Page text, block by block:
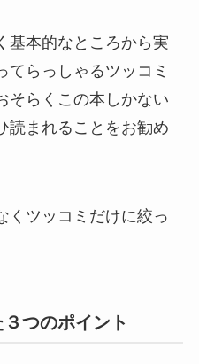
基本的なところから実
てらっしゃるツッコミ
そらくこの本しかない
読まれることをお勧め
くツッコミだけに絞っ
つのポイント